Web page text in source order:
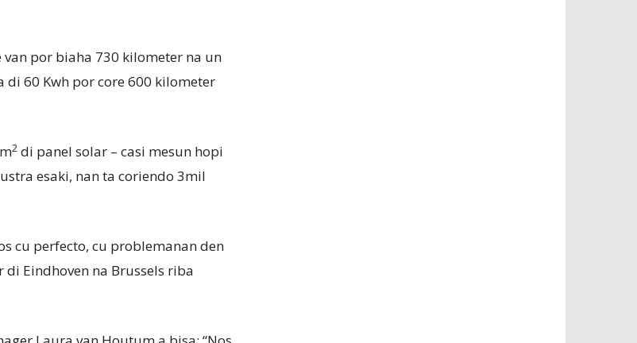
por biaha 730 kilometer na un
60 Kwh por core 600 kilometer
2 di panel solar – casi mesun hopi
esaki, nan ta coriendo 3mil
cu perfecto, cu problemanan den
Eindhoven na Brussels riba